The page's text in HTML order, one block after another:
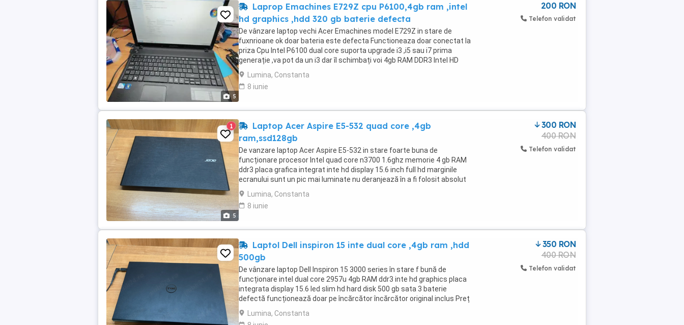
5
Laprop Emachines E729Z cpu P6100,4gb ram ,intel
hd graphics ,hdd 320 gb baterie defecta
De vânzare laptop vechi Acer Emachines model E729Z in stare de
fuxnrioane ok doar bateria este defecta Functioneaza doar conectat la
priza Cpu Intel P6100 dual core suporta upgrade i3 ,i5 sau i7 prima
generație ,va pot da un i3 dar îl schimbați voi 4gb RAM DDR3 Intel HD
graphics fara alt cip grafic ...
Lumina, Constanta
8 iunie
200 RON
Telefon validat
5
1
Laptop Acer Aspire E5-532 quad core ,4gb
ram,ssd128gb
De vanzare laptop Acer Aspire E5-532 in stare foarte buna de
funcționare procesor Intel quad core n3700 1.6ghz memorie 4 gb RAM
ddr3 placa grafica integrat inte hd display 15.6 inch full hd marginile
ecranului sunt un pic mai luminate nu deranjează în a fi folosit absolut
deloc ssd 128 gb sata ...
Lumina, Constanta
8 iunie
300 RON
400 RON
Telefon validat
Laptol Dell inspiron 15 inte dual core ,4gb ram ,hdd
500gb
De vânzare laptop Dell Inspiron 15 3000 series în stare f bună de
funcționare intel dual core 2957u 4gb RAM ddr3 inte hd graphics placa
integrata display 15.6 led slim hd hard disk 500 gb sata 3 baterie
defectă funcționează doar pe încărcător încărcător original inclus Preț
de vânzare fix
Lumina, Constanta
350 RON
400 RON
Telefon validat